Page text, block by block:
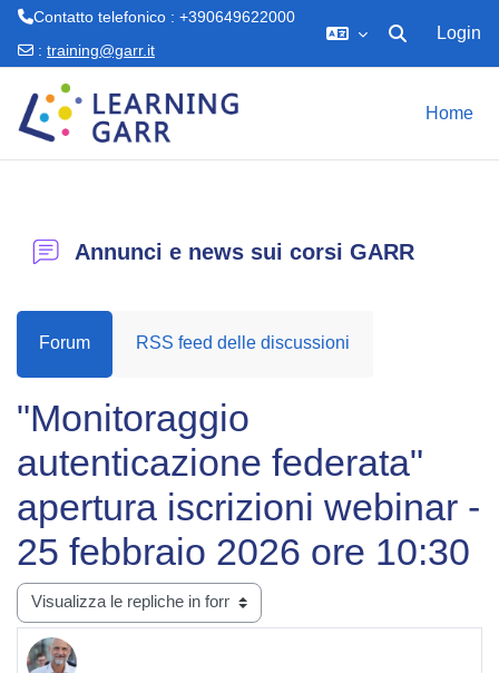
Contatto telefonico : +390649622000
: training@garr.it Attiva/
Login
Home
Annunci e news sui corsi GARR
Forum RSS feed delle discussioni
"Monitoraggio
autenticazione federata"
apertura iscrizioni webinar -
25 febbraio 2026 ore 10:30
Modalità visualizzazione